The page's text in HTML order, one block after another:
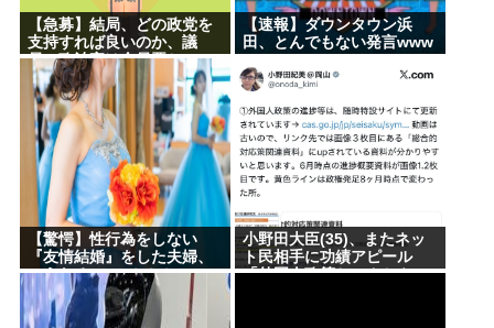
【急募】結局、どの政党を
支持すれば良いのか、議
員、政治家は全員悪か
【速報】ダウンタウン浜
田、とんでもない発言www
【驚愕】性行為をしない
『友情結婚』をした夫婦、
こうなる⇒･･･！！！
小野田大臣(35)、またネッ
ト民相手に功績アピール
「外国人政策ちゃんとやっ